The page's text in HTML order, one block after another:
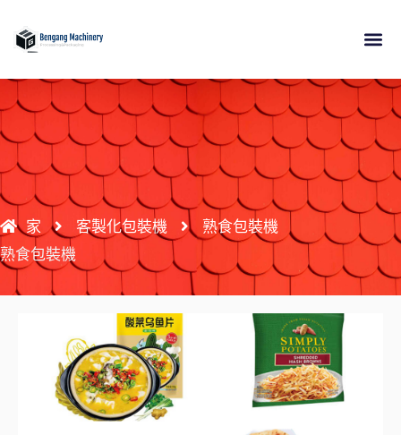
家 客製化包裝機
熟食包裝機
熟食包裝機